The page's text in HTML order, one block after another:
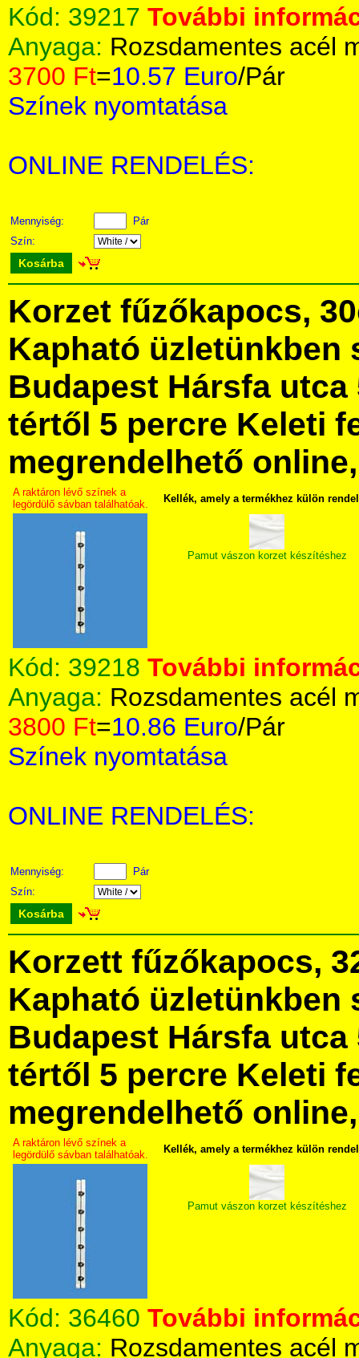
Kód: 39217 További
Anyaga: Rozsdamentes acél
3700 Ft=10.57 Euro/Pár
Színek nyomtatása
ONLINE RENDELÉS:
Mennyiség:
Pár
Szín:
Kosárba
Korzet fűzőkapocs,
Kapható üzletünkben
Budapest Hársfa utca
tértől 5 percre Keleti
megrendelhető
A raktáron lévő színek a
legördülő sávban találhatóak.
Kellék, amely a termékhez külön
Pamut vászon korzet készítéshez
Kód: 39218 További
Anyaga: Rozsdamentes acél
3800 Ft=10.86 Euro/Pár
Színek nyomtatása
ONLINE RENDELÉS:
Mennyiség:
Pár
Szín:
Kosárba
Korzett fűzőkapocs,
Kapható üzletünkben
Budapest Hársfa utca
tértől 5 percre Keleti
megrendelhető
A raktáron lévő színek a
legördülő sávban találhatóak.
Kellék, amely a termékhez külön
Pamut vászon korzet készítéshez
Kód: 36460 További
Anyaga: Rozsdamentes acél